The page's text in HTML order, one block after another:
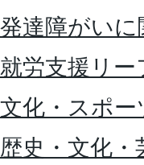
発達障がいに
就労支援リー
文化・スポー
歴史・文化・